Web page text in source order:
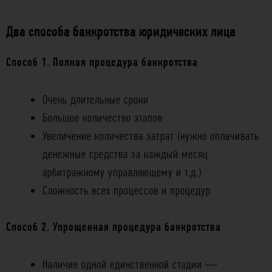
Два способа банкротства юридических лица
Способ 1. Полная процедура банкротства
Очень длительные сроки
Большое количество этапов
Увеличение количества затрат (нужно оплачивать
денежные средства за каждый месяц
арбитражному управляющему и т.д.)
Сложность всех процессов и процедур
Способ 2. Упрощенная процедура банкротства
Наличие одной единственной стадии —